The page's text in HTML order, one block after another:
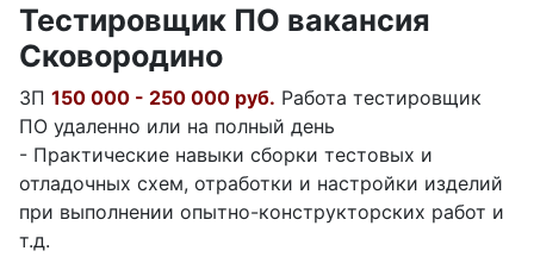
Тестировщик ПО вакансия
Сковородино
ЗП 150 000 - 250 000 руб. Работа тестировщик
ПО удаленно или на полный день
- Практические навыки сборки тестовых и
отладочных схем, отработки и настройки изделий
при выполнении опытно-конструкторских работ и
т.д.